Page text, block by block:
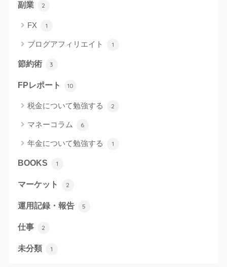
副業 2
FX 1
ブログアフィリエイト 1
節約術 3
FPレポート 10
税金について勉強する 2
マネーコラム 6
年金について勉強する 1
BOOKS 1
マーケット 2
運用記録・報告 5
仕事 2
未分類 1